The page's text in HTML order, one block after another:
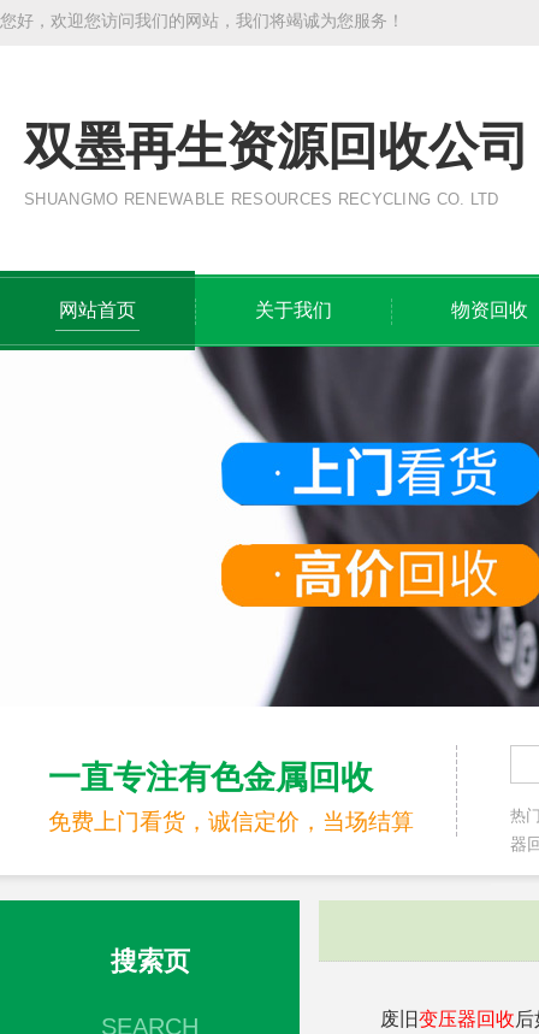
您好，欢迎您访问我们的网站，我们将竭诚为您服务！
双墨再生资源回收公司
SHUANGMO RENEWABLE RESOURCES RECYCLING CO. LTD
网站首页 关于我们 物资回收
一直专注有色金属回收
免费上门看货，诚信定价，当场结算
热
器
搜索页
SEARCH 废旧变压器回收